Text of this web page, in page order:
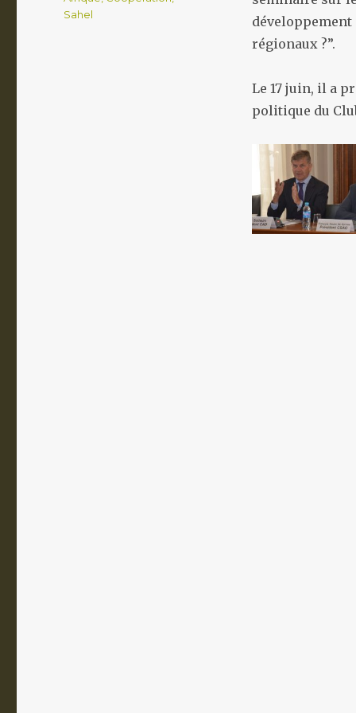
développement
régionaux ?”.
Le 17 juin, il a
politique du
Sahel